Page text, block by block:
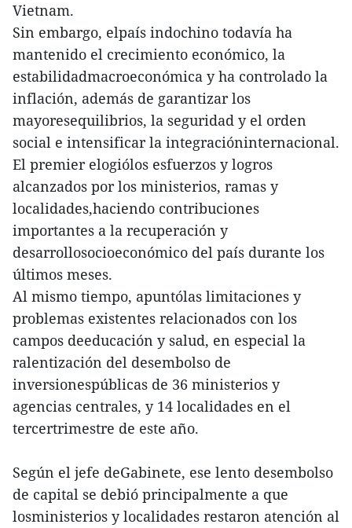
Vietnam.
Sin embargo, elpaís indochino todavía ha
mantenido el crecimiento económico, la
estabilidadmacroeconómica y ha controlado la
inflación, además de garantizar los
mayoresequilibrios, la seguridad y el orden
social e intensificar la integracióninternacional.
El premier elogiólos esfuerzos y logros
alcanzados por los ministerios, ramas y
localidades,haciendo contribuciones
importantes a la recuperación y
desarrollosocioeconómico del país durante los
últimos meses.
Al mismo tiempo, apuntólas limitaciones y
problemas existentes relacionados con los
campos deeducación y salud, en especial la
ralentización del desembolso de
inversionespúblicas de 36 ministerios y
agencias centrales, y 14 localidades en el
tercertrimestre de este año.
Según el jefe deGabinete, ese lento desembolso
de capital se debió principalmente a que
losministerios y localidades restaron atención al